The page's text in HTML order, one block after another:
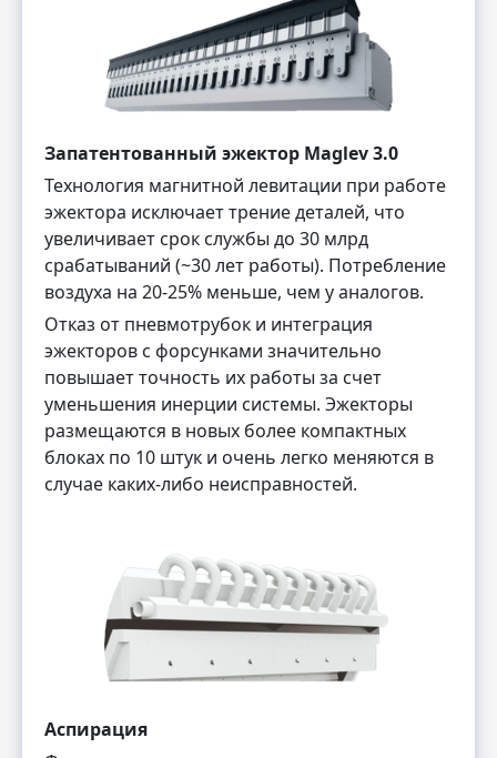
Запатентованный эжектор Maglev 3.0
Технология магнитной левитации при работе
эжектора исключает трение деталей, что
увеличивает срок службы до 30 млрд
срабатываний (~30 лет работы). Потребление
воздуха на 20-25% меньше, чем у аналогов.
Отказ от пневмотрубок и интеграция
эжекторов с форсунками значительно
повышает точность их работы за счет
уменьшения инерции системы. Эжекторы
размещаются в новых более компактных
блоках по 10 штук и очень легко меняются в
случае каких-либо неисправностей.
Аспирация